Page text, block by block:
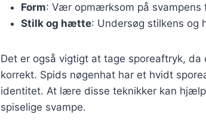
Form: Vær opmærksom på svampens
Stilk og hætte: Undersøg stilkens og
Det er også vigtigt at tage sporeaftryk,
korrekt. Spids nøgenhat har et hvidt
identitet. At lære disse teknikker kan
spiselige svampe.